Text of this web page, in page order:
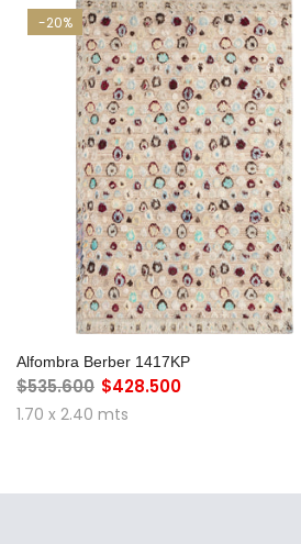
-20%
AGREGAR AL CARRO
Alfombra Berber 1417KP
$535.600 $428.500
1.70 x 2.40 mts